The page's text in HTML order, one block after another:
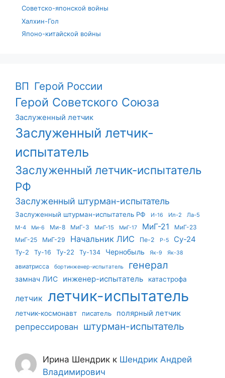
Советско-японской войны
Халхин-Гол
Японо-китайской войны
ВП Герой России
Герой Советского Союза
Заслуженный летчик
Заслуженный летчик-
испытатель
Заслуженный летчик-испытатель
РФ
Заслуженный штурман-испытатель
Заслуженный штурман-испытатель РФ И-16 Ил-2
Ла-5
М-4
Ми-6 Ми-8 МиГ-3 МиГ-15 МиГ-17 МиГ-21
МиГ-23
МиГ-25
МиГ-29 Начальник ЛИС Пе-2 Р-5 Су-24
Ту-2 Ту-16 Ту-22 Ту-134 Чернобыль Як-9 Як-38
авиатрисса бортинженер-испытатель генерал
замнач ЛИС инженер-испытатель катастрофа
летчик летчик-испытатель
летчик-космонавт писатель полярный летчик
репрессирован штурман-испытатель
Ирина Шендрик к Шендрик Андрей
Владимирович